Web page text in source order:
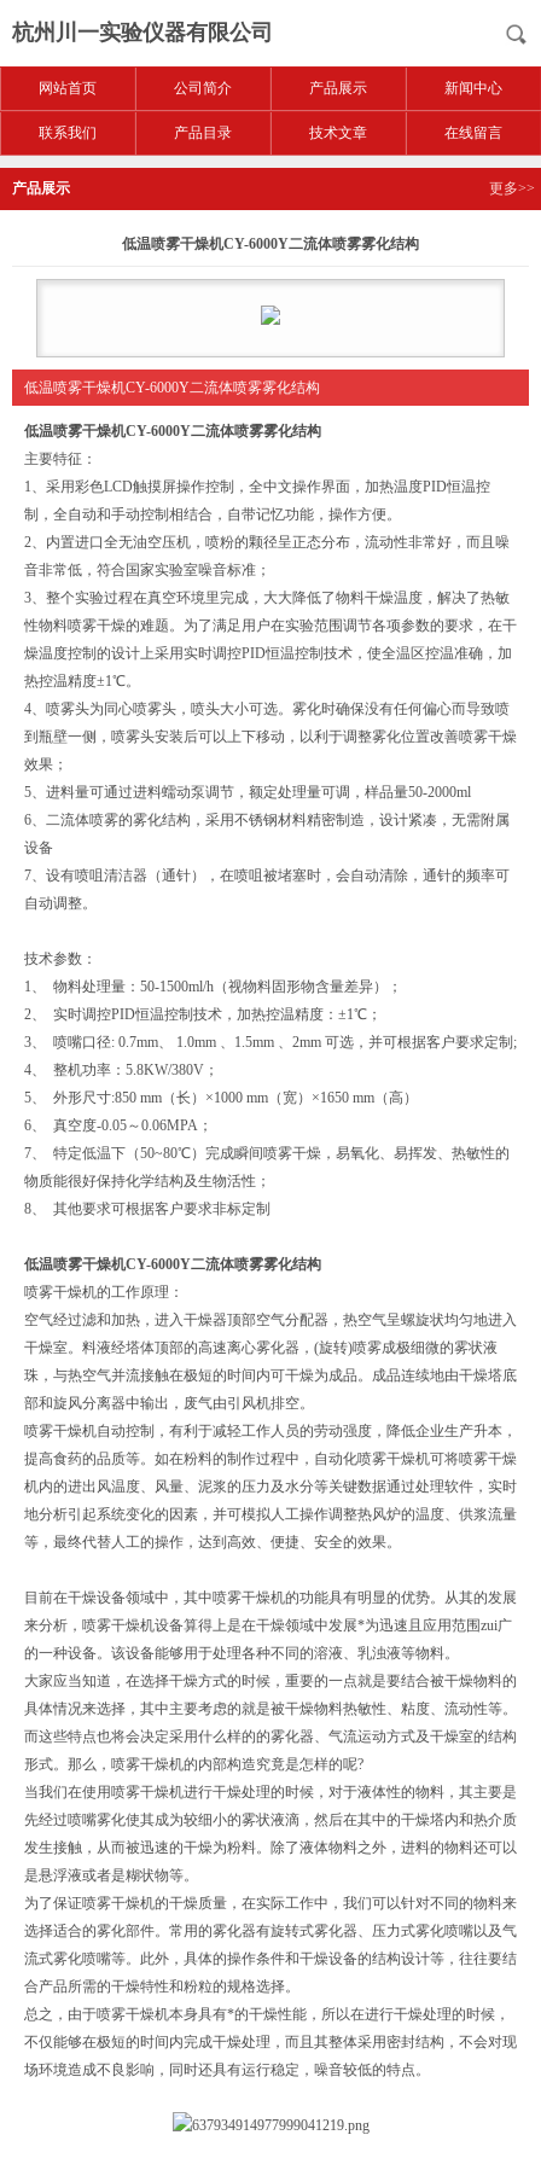
杭州川一实验仪器有限公司
网站首页 公司简介 产品展示 新闻中心
联系我们 产品目录 技术文章 在线留言
产品展示 更多>>
低温喷雾干燥机CY-6000Y二流体喷雾雾化结构
低温喷雾干燥机CY-6000Y二流体喷雾雾化结构
低温喷雾干燥机CY-6000Y二流体喷雾雾化结构
主要特征：
1、采用彩色LCD触摸屏操作控制，全中文操作界面，加热温度PID恒温控
制，全自动和手动控制相结合，自带记忆功能，操作方便。
2、内置进口全无油空压机，喷粉的颗径呈正态分布，流动性非常好，而且噪
音非常低，符合国家实验室噪音标准；
3、整个实验过程在真空环境里完成，大大降低了物料干燥温度，解决了热敏
性物料喷雾干燥的难题。为了满足用户在实验范围调节各项参数的要求，在干
燥温度控制的设计上采用实时调控PID恒温控制技术，使全温区控温准确，加
热控温精度±1℃。
4、喷雾头为同心喷雾头，喷头大小可选。雾化时确保没有任何偏心而导致喷
到瓶壁一侧，喷雾头安装后可以上下移动，以利于调整雾化位置改善喷雾干燥
效果；
5、进料量可通过进料蠕动泵调节，额定处理量可调，样品量50-2000ml
6、二流体喷雾的雾化结构，采用不锈钢材料精密制造，设计紧凑，无需附属
设备
7、设有喷咀清洁器（通针），在喷咀被堵塞时，会自动清除，通针的频率可
自动调整。
技术参数：
1、 物料处理量：50-1500ml/h（视物料固形物含量差异）；
2、 实时调控PID恒温控制技术，加热控温精度：±1℃；
3、 喷嘴口径: 0.7mm、 1.0mm 、1.5mm 、2mm 可选，并可根据客户要求定制;
4、 整机功率：5.8KW/380V；
5、 外形尺寸:850 mm（长）×1000 mm（宽）×1650 mm（高）
6、 真空度-0.05～0.06MPA；
7、 特定低温下（50~80℃）完成瞬间喷雾干燥，易氧化、易挥发、热敏性的
物质能很好保持化学结构及生物活性；
8、 其他要求可根据客户要求非标定制
低温喷雾干燥机CY-6000Y二流体喷雾雾化结构
喷雾干燥机的工作原理：
空气经过滤和加热，进入干燥器顶部空气分配器，热空气呈螺旋状均匀地进入
干燥室。料液经塔体顶部的高速离心雾化器，(旋转)喷雾成极细微的雾状液
珠，与热空气并流接触在极短的时间内可干燥为成品。成品连续地由干燥塔底
部和旋风分离器中输出，废气由引风机排空。
喷雾干燥机自动控制，有利于减轻工作人员的劳动强度，降低企业生产升本，
提高食药的品质等。如在粉料的制作过程中，自动化喷雾干燥机可将喷雾干燥
机内的进出风温度、风量、泥浆的压力及水分等关键数据通过处理软件，实时
地分析引起系统变化的因素，并可模拟人工操作调整热风炉的温度、供浆流量
等，最终代替人工的操作，达到高效、便捷、安全的效果。
目前在干燥设备领域中，其中喷雾干燥机的功能具有明显的优势。从其的发展
来分析，喷雾干燥机设备算得上是在干燥领域中发展*为迅速且应用范围zui广
的一种设备。该设备能够用于处理各种不同的溶液、乳浊液等物料。
大家应当知道，在选择干燥方式的时候，重要的一点就是要结合被干燥物料的
具体情况来选择，其中主要考虑的就是被干燥物料热敏性、粘度、流动性等。
而这些特点也将会决定采用什么样的的雾化器、气流运动方式及干燥室的结构
形式。那么，喷雾干燥机的内部构造究竟是怎样的呢?
当我们在使用喷雾干燥机进行干燥处理的时候，对于液体性的物料，其主要是
先经过喷嘴雾化使其成为较细小的雾状液滴，然后在其中的干燥塔内和热介质
发生接触，从而被迅速的干燥为粉料。除了液体物料之外，进料的物料还可以
是悬浮液或者是糊状物等。
为了保证喷雾干燥机的干燥质量，在实际工作中，我们可以针对不同的物料来
选择适合的雾化部件。常用的雾化器有旋转式雾化器、压力式雾化喷嘴以及气
流式雾化喷嘴等。此外，具体的操作条件和干燥设备的结构设计等，往往要结
合产品所需的干燥特性和粉粒的规格选择。
总之，由于喷雾干燥机本身具有*的干燥性能，所以在进行干燥处理的时候，
不仅能够在极短的时间内完成干燥处理，而且其整体采用密封结构，不会对现
场环境造成不良影响，同时还具有运行稳定，噪音较低的特点。